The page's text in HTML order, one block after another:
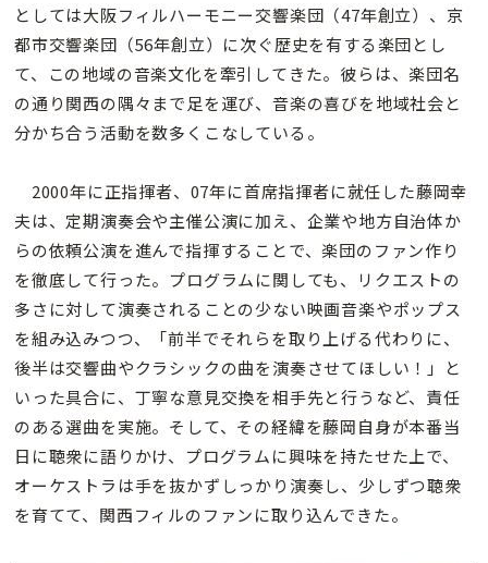
としては大阪フィルハーモニー交響楽団（47年創立）、京
都市交響楽団（56年創立）に次ぐ歴史を有する楽団とし
て、この地域の音楽文化を牽引してきた。彼らは、楽団名
の通り関西の隅々まで足を運び、音楽の喜びを地域社会と
分かち合う活動を数多くこなしている。
2000年に正指揮者、07年に首席指揮者に就任した藤岡幸
夫は、定期演奏会や主催公演に加え、企業や地方自治体か
らの依頼公演を進んで指揮することで、楽団のファン作り
を徹底して行った。プログラムに関しても、リクエストの
多さに対して演奏されることの少ない映画音楽やポップス
を組み込みつつ、「前半でそれらを取り上げる代わりに、
後半は交響曲やクラシックの曲を演奏させてほしい！」と
いった具合に、丁寧な意見交換を相手先と行うなど、責任
のある選曲を実施。そして、その経緯を藤岡自身が本番当
日に聴衆に語りかけ、プログラムに興味を持たせた上で、
オーケストラは手を抜かずしっかり演奏し、少しずつ聴衆
を育てて、関西フィルのファンに取り込んできた。